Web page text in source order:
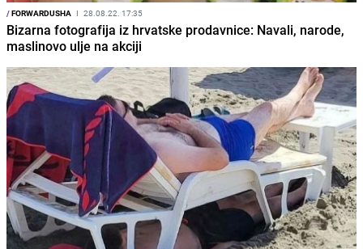
/FORWARDUSHA I 28.08.22. 17:35
Bizarna fotografija iz hrvatske prodavnice: Navali, narode,
maslinovo ulje na akciji